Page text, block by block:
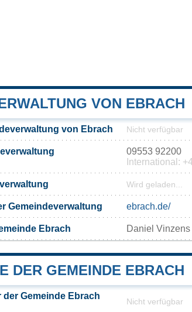
VON EBRACH
von Ebrach Nicht verfügbar
09553 92200
International:
Wird geladen...
Gemeindeverwaltung ebrach.de/
Ebrach Daniel Vinzens
DER GEMEINDE EBRACH
der Gemeinde Ebrach
Nicht verfügbar